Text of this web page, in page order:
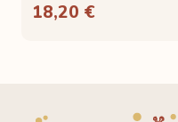
18,20 €